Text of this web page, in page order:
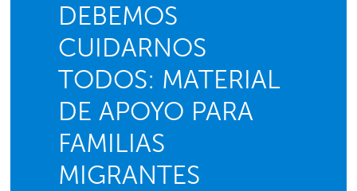
DEBEMOS
CUIDARNOS
TODOS: MATERIAL
DE APOYO PARA
FAMILIAS
MIGRANTES